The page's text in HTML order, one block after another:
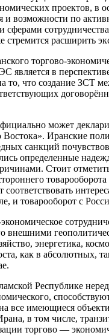
проектов,
и возможности по
стремится расширить
торгово-
является в
то, что создание ЗСТ
может
Востока». Иранские
санкций
определенные
Стоит
и товарооборот с
внешними
энергетика,
как в абсолютных,
Республике
все имеющиеся
в том числе,
торгово —